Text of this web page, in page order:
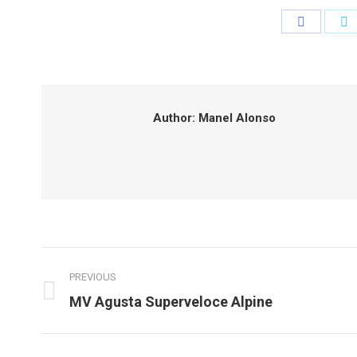
Author: Manel Alonso
navigation
PREVIOUS
Previous
MV Agusta Superveloce Alpine